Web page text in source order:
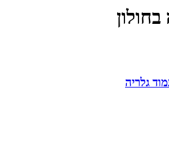
גלריה